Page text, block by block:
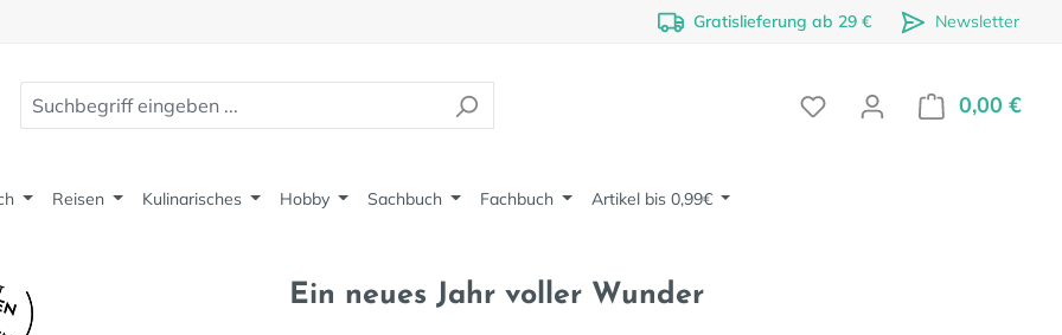
Gratislieferung ab 29 € Newsletter
0,00 €
Reisen Kulinarisches Hobby Sachbuch Fachbuch Artikel bis 0,99€
Ein neues Jahr voller Wunder